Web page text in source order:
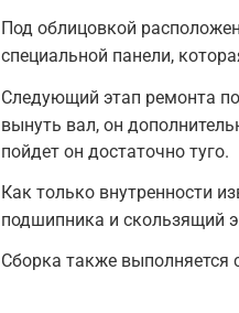
Под облицовкой
специальной панели,
Следующий этап ремонта
вынуть вал, он
пойдет он достаточно туго.
Как только внутренности
подшипника и скользящий
Сборка также выполняется